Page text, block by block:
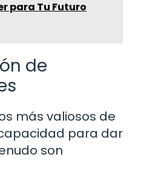
para Tu Futuro
de
más valiosos de
para dar
son